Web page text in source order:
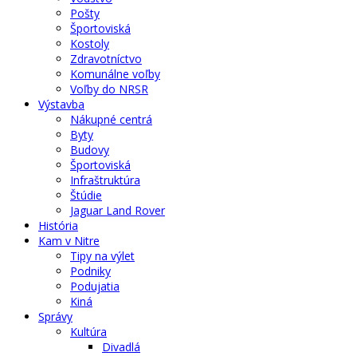
Pošty
Športoviská
Kostoly
Zdravotníctvo
Komunálne voľby
Voľby do NRSR
Výstavba
Nákupné centrá
Byty
Budovy
Športoviská
Infraštruktúra
Štúdie
Jaguar Land Rover
História
Kam v Nitre
Tipy na výlet
Podniky
Podujatia
Kiná
Správy
Kultúra
Divadlá